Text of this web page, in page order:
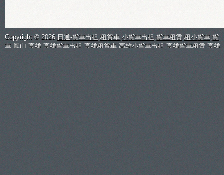
Copyright © 2026 日通-貨車出租,租貨車,小貨車出租,貨車租賃,租小貨車,貨
車,鳳山,高雄,高雄貨車出租,高雄租貨車,高雄小貨車出租,高雄貨車租賃,高雄